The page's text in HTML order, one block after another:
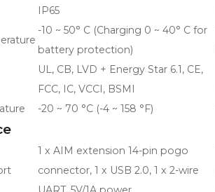
IP65
-10 ~ 50° C (Charging 0 ~ 40° C for
battery protection)
UL, CB, LVD + Energy Star 6.1, CE,
FCC, IC, VCCI, BSMI
-20 ~ 70 °C (-4 ~ 158 °F)
1 x AIM extension 14-pin pogo
connector, 1 x USB 2.0, 1 x 2-wire